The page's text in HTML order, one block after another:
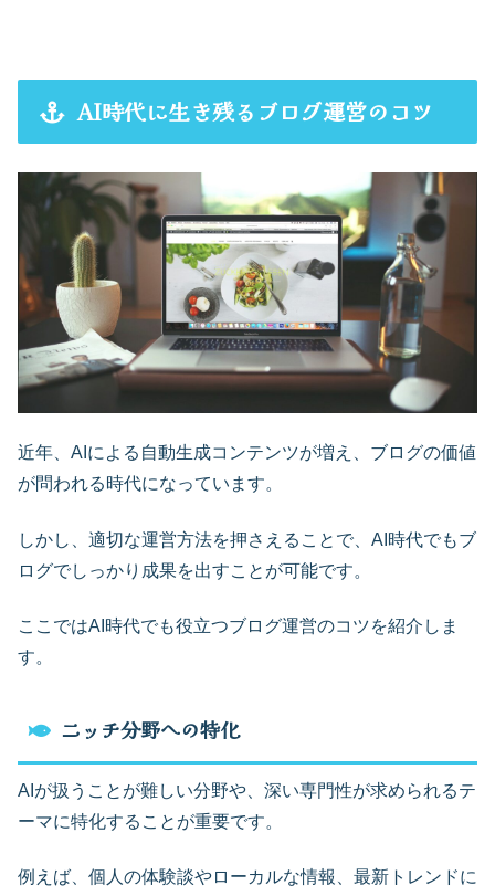
AI時代に生き残るブログ運営のコツ
近年、AIによる自動生成コンテンツが増え、ブログの価値
が問われる時代になっています。
しかし、適切な運営方法を押さえることで、AI時代でもブ
ログでしっかり成果を出すことが可能です。
ここではAI時代でも役立つブログ運営のコツを紹介しま
す。
ニッチ分野への特化
AIが扱うことが難しい分野や、深い専門性が求められるテ
ーマに特化することが重要です。
例えば、個人の体験談やローカルな情報、最新トレンドに